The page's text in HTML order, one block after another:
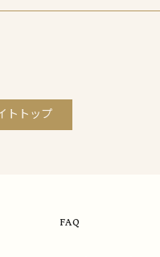
トトップ
FAQ